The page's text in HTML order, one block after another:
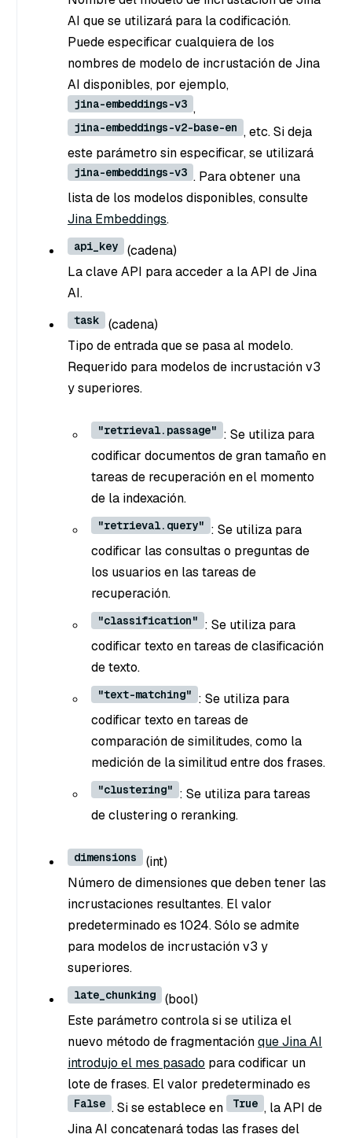
AI que se utilizará para la codificación.
Puede especificar cualquiera de los
nombres de modelo de incrustación de Jina
AI disponibles, por ejemplo,
jina-embeddings-v3 ,
jina-embeddings-v2-base-en , etc. Si deja
este parámetro sin especificar, se utilizará
jina-embeddings-v3 . Para obtener una
lista de los modelos disponibles, consulte
Jina Embeddings.
api_key (cadena)
La clave API para acceder a la API de Jina
AI.
task (cadena)
Tipo de entrada que se pasa al modelo.
Requerido para modelos de incrustación v3
y superiores.
"retrieval.passage" : Se utiliza para
codificar documentos de gran tamaño en
tareas de recuperación en el momento
de la indexación.
"retrieval.query" : Se utiliza para
codificar las consultas o preguntas de
los usuarios en las tareas de
recuperación.
"classification" : Se utiliza para
codificar texto en tareas de clasificación
de texto.
"text-matching" : Se utiliza para
codificar texto en tareas de
comparación de similitudes, como la
medición de la similitud entre dos frases.
"clustering" : Se utiliza para tareas
de clustering o reranking.
dimensions (int)
Número de dimensiones que deben tener las
incrustaciones resultantes. El valor
predeterminado es 1024. Sólo se admite
para modelos de incrustación v3 y
superiores.
late_chunking (bool)
Este parámetro controla si se utiliza el
nuevo método de fragmentaciónque Jina AI
introdujo el mes pasado para codificar un
lote de frases. El valor predeterminado es
False . Si se establece en True , la API de
Jina AI concatenará todas las frases del